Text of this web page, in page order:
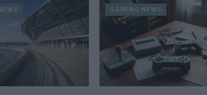
GAMING NEWS